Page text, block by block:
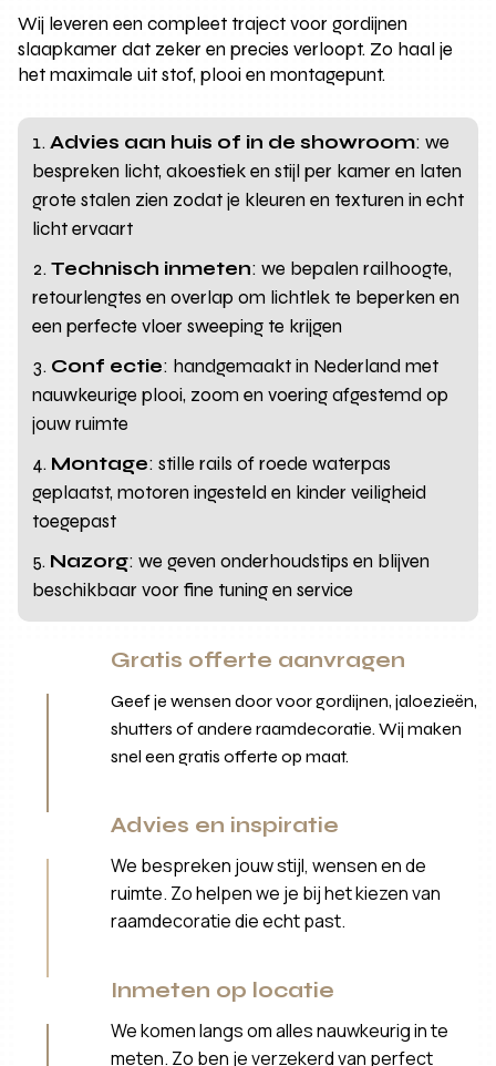
Wij leveren een compleet traject voor gordijnen
slaapkamer dat zeker en precies verloopt. Zo haal je
het maximale uit stof, plooi en montagepunt.
Advies aan huis of in de showroom: we
bespreken licht, akoestiek en stijl per kamer en laten
grote stalen zien zodat je kleuren en texturen in echt
licht ervaart
Technisch inmeten: we bepalen railhoogte,
retourlengtes en overlap om lichtlek te beperken en
een perfecte vloer sweeping te krijgen
Conf ectie: handgemaakt in Nederland met
nauwkeurige plooi, zoom en voering afgestemd op
jouw ruimte
Montage: stille rails of roede waterpas
geplaatst, motoren ingesteld en kinder veiligheid
toegepast
Nazorg: we geven onderhoudstips en blijven
beschikbaar voor fine tuning en service
Gratis offerte aanvragen
Geef je wensen door voor gordijnen, jaloezieën,
shutters of andere raamdecoratie. Wij maken
snel een gratis offerte op maat.
Advies en inspiratie
We bespreken jouw stijl, wensen en de
ruimte. Zo helpen we je bij het kiezen van
raamdecoratie die echt past.
Inmeten op locatie
We komen langs om alles nauwkeurig in te
meten. Zo ben je verzekerd van perfect